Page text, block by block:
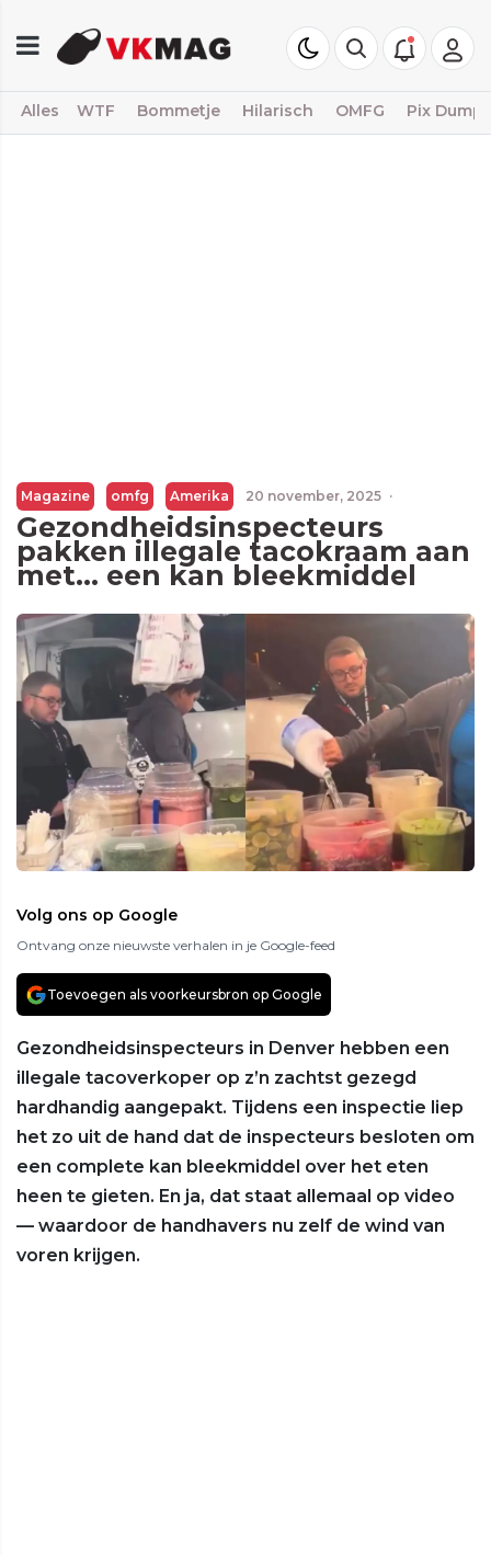
Alles WTF Bommetje Hilarisch OMFG Pix Dump
Magazine omfg Amerika 20 november, 2025 ·
Gezondheidsinspecteurs
pakken illegale tacokraam aan
met… een kan bleekmiddel
Volg ons op Google
Ontvang onze nieuwste verhalen in je Google-feed
Toevoegen als voorkeursbron op Google
Gezondheidsinspecteurs in Denver hebben een
illegale tacoverkoper op z’n zachtst gezegd
hardhandig aangepakt. Tijdens een inspectie liep
het zo uit de hand dat de inspecteurs besloten om
een complete kan bleekmiddel over het eten
heen te gieten. En ja, dat staat allemaal op video
— waardoor de handhavers nu zelf de wind van
voren krijgen.